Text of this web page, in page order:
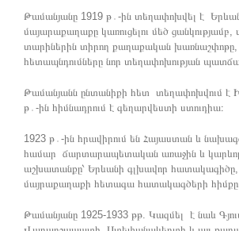
Թամանյանը 1919 թ․-ին տեղափոխվել է
մայարաքաղաքը կառուցելու մեծ ցանկությամբ,
տարիներին տիրող քաղաքական խառնաշփոթը,
հետապնդումները նոր տեղափոխության
Թամանյանն ընտանիքի հետ տեղափոխվում է
թ․-ին հիմնադրում է գեղարվեստի ստուդիա։
1923 թ․-ին հրավիրում են Հայաստան և
համար ճարտարապետական առաջին և
աշխատանքը՝ Երևանի գլխավոր հատակագիծը,
մայրաքաղաքի հետագա հատակագծերի
Թամանյանը 1925-1933 թթ. Կազմել է նաև